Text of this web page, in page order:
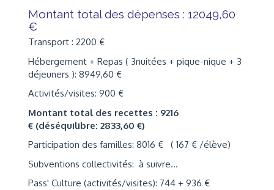
Montant total des dépenses : 12049,60
€
Transport : 2200 €
Hébergement + Repas ( 3nuitées + pique-nique + 3
déjeuners ): 8949,60 €
Activités/visites: 900 €
Montant total des recettes : 9216
€ (déséquilibre: 2833,60 €)
Participation des familles: 8016 € ( 167 € /élève)
Subventions collectivités: à suivre...
Pass' Culture (activités/visites): 744 + 936 €